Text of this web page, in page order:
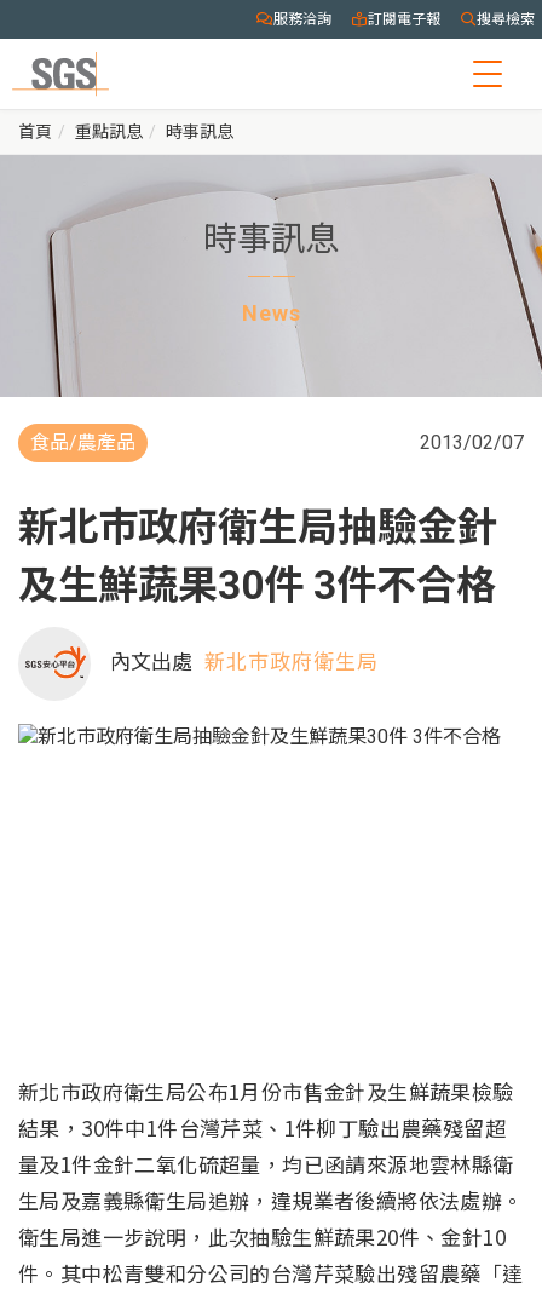
服務洽詢 訂閱電子報 搜尋檢索
首頁 重點訊息 時事訊息
時事訊息
News
食品/農產品 2013/02/07
新北市政府衛生局抽驗金針
及生鮮蔬果30件 3件不合格
內文出處 新北市政府衛生局
新北市政府衛生局公布1月份市售金針及生鮮蔬果檢驗
結果，30件中1件台灣芹菜、1件柳丁驗出農藥殘留超
量及1件金針二氧化硫超量，均已函請來源地雲林縣衛
生局及嘉義縣衛生局追辦，違規業者後續將依法處辦。
衛生局進一步說明，此次抽驗生鮮蔬果20件、金針10
件。其中松青雙和分公司的台灣芹菜驗出殘留農藥「達